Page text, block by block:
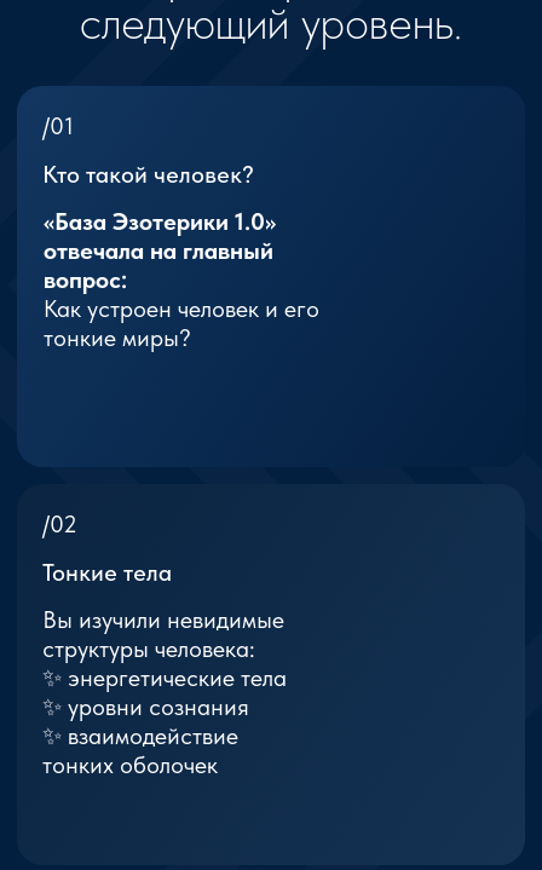
Вы начали понимать:
опыта души
человека
✨ путь внутреннего
развития
✨ энергетических центров
✨ движения внутренней
Вы открыли для себя:
✨ планы Мироздания
✨ астральный и
ментальный миры
✨ законы взаимодействия
разных уровней бытия
Миры и законы существования
/04